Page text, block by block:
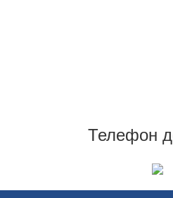
Телефон